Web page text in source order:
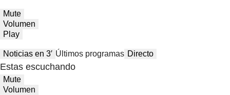
Mute
Volumen
Play
Noticias en 3′ Últimos programas Directo
Estas escuchando
Mute
Volumen